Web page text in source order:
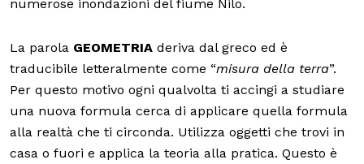
numerose inondazioni del fiume Nilo.
La parola GEOMETRIA deriva dal greco ed è
traducibile letteralmente come “misura della terra”.
Per questo motivo ogni qualvolta ti accingi a studiare
una nuova formula cerca di applicare quella formula
alla realtà che ti circonda. Utilizza oggetti che trovi in
casa o fuori e applica la teoria alla pratica. Questo è